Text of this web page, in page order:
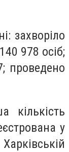
захворіло
978 осіб;
проведено
кількість
у